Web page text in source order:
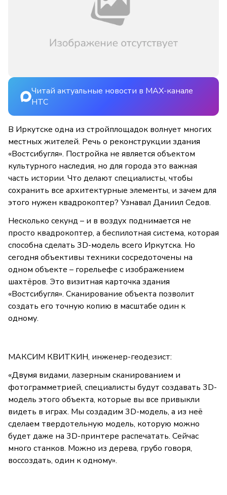
Читай актуальные новости в MAX-канале
НТС
В Иркутске одна из стройплощадок волнует многих
местных жителей. Речь о реконструкции здания
«Востсибугля». Постройка не является объектом
культурного наследия, но для города это важная
часть истории. Что делают специалисты, чтобы
сохранить все архитектурные элементы, и зачем для
этого нужен квадрокоптер? Узнавал Даниил Седов.
Несколько секунд – и в воздух поднимается не
просто квадрокоптер, а беспилотная система, которая
способна сделать 3D-модель всего Иркутска. Но
сегодня объективы техники сосредоточены на
одном объекте – горельефе с изображением
шахтёров. Это визитная карточка здания
«Востсибугля». Сканирование объекта позволит
создать его точную копию в масштабе один к
одному.
МАКСИМ КВИТКИН, инженер-геодезист:
«Двумя видами, лазерным сканированием и
фотограмметрией, специалисты будут создавать 3D-
модель этого объекта, которые вы все привыкли
видеть в играх. Мы создадим 3D-модель, а из неё
сделаем твердотельную модель, которую можно
будет даже на 3D-принтере распечатать. Сейчас
много станков. Можно из дерева, грубо говоря,
воссоздать, один к одному».